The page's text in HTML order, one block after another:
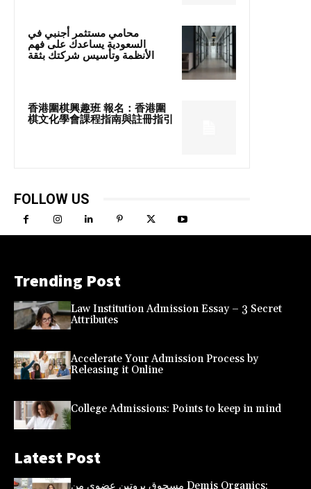
محامي مستثمر أجنبي في
السعودية يساعدك على فهم
الأنظمة وتأسيس شركتك بثقة
香港圍棋興趣班 報名：香港圍
棋文化學會課程指南與註冊指引
FOLLOW US
Trending Post
Law Institution Admission Essay – 3 Secret
Attributes
Accelerate Your Admission Process by
Releasing it Online
College Admissions: Points to keep in mind
Latest Post
مسحوق بروتين عضوي من Demis Organics: